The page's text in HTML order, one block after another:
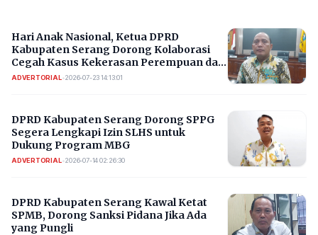
Hari Anak Nasional, Ketua DPRD
Kabupaten Serang Dorong Kolaborasi
Cegah Kasus Kekerasan Perempuan dan
Anak Berulang
ADVERTORIAL•2026-07-23 14:13:01
DPRD Kabupaten Serang Dorong SPPG
Segera Lengkapi Izin SLHS untuk
Dukung Program MBG
ADVERTORIAL•2026-07-14 02:26:30
DPRD Kabupaten Serang Kawal Ketat
SPMB, Dorong Sanksi Pidana Jika Ada
yang Pungli